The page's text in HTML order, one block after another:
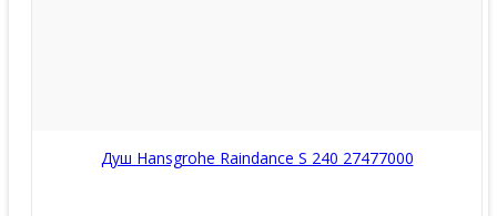
Душ Hansgrohe Raindance S 240 27477000